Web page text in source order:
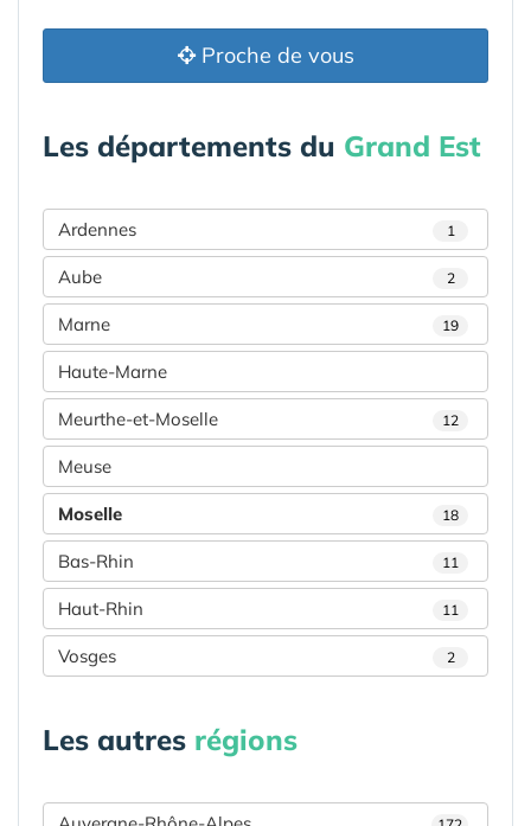
Proche de vous
Les départements du Grand Est
Ardennes 1
Aube 2
Marne 19
Haute-Marne
Meurthe-et-Moselle 12
Meuse
Moselle 18
Bas-Rhin 11
Haut-Rhin 11
Vosges 2
Les autres régions